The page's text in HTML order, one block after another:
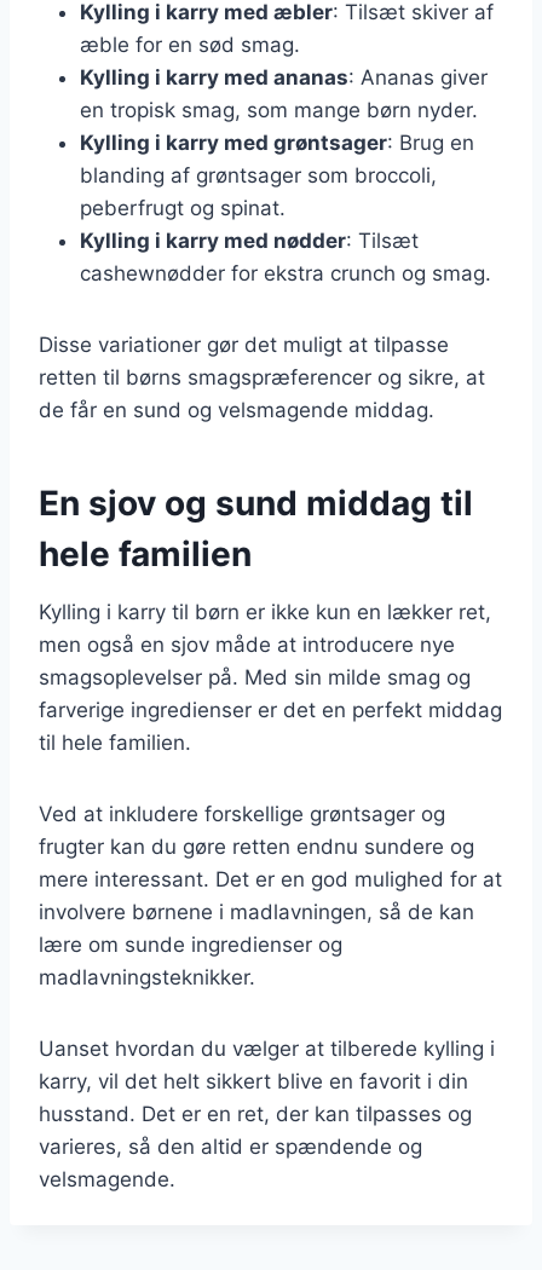
Kylling i karry med æbler: Tilsæt skiver af
æble for en sød smag.
Kylling i karry med ananas: Ananas giver
en tropisk smag, som mange børn nyder.
Kylling i karry med grøntsager: Brug en
blanding af grøntsager som broccoli,
peberfrugt og spinat.
Kylling i karry med nødder: Tilsæt
cashewnødder for ekstra crunch og smag.
Disse variationer gør det muligt at tilpasse
retten til børns smagspræferencer og sikre, at
de får en sund og velsmagende middag.
En sjov og sund middag til
hele familien
Kylling i karry til børn er ikke kun en lækker ret,
men også en sjov måde at introducere nye
smagsoplevelser på. Med sin milde smag og
farverige ingredienser er det en perfekt middag
til hele familien.
Ved at inkludere forskellige grøntsager og
frugter kan du gøre retten endnu sundere og
mere interessant. Det er en god mulighed for at
involvere børnene i madlavningen, så de kan
lære om sunde ingredienser og
madlavningsteknikker.
Uanset hvordan du vælger at tilberede kylling i
karry, vil det helt sikkert blive en favorit i din
husstand. Det er en ret, der kan tilpasses og
varieres, så den altid er spændende og
velsmagende.